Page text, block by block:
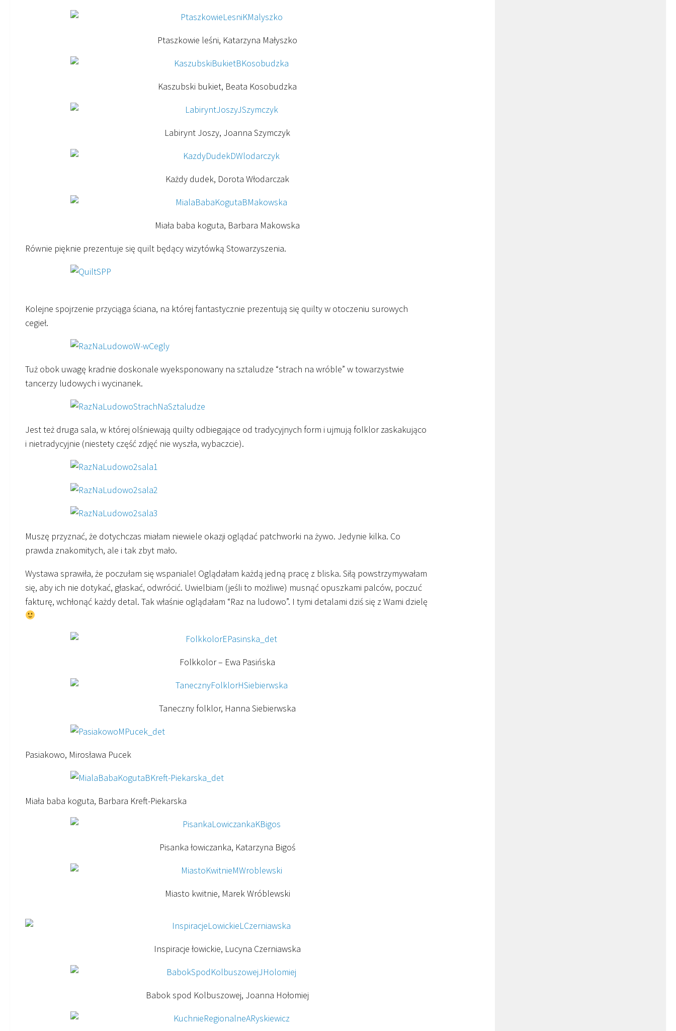
Ptaszkowie leśni, Katarzyna Małyszko
Kaszubski bukiet, Beata Kosobudzka
Labirynt Joszy, Joanna Szymczyk
Każdy dudek, Dorota Włodarczak
Miała baba koguta, Barbara Makowska
Równie pięknie prezentuje się quilt będący wizytówką Stowarzyszenia.
Kolejne spojrzenie przyciąga ściana, na której fantastycznie prezentują się quilty w otoczeniu surowych
cegieł.
Tuż obok uwagę kradnie doskonale wyeksponowany na sztaludze “strach na wróble” w towarzystwie
tancerzy ludowych i wycinanek.
Jest też druga sala, w której olśniewają quilty odbiegające od tradycyjnych form i ujmują folklor zaskakująco
i nietradycyjnie (niestety część zdjęć nie wyszła, wybaczcie).
Muszę przyznać, że dotychczas miałam niewiele okazji oglądać patchworki na żywo. Jedynie kilka. Co
prawda znakomitych, ale i tak zbyt mało.
Wystawa sprawiła, że poczułam się wspaniale! Oglądałam każdą jedną pracę z bliska. Siłą powstrzymywałam
się, aby ich nie dotykać, głaskać, odwrócić. Uwielbiam (jeśli to możliwe) musnąć opuszkami palców, poczuć
fakturę, wchłonąć każdy detal. Tak właśnie oglądałam “Raz na ludowo”. I tymi detalami dziś się z Wami dzielę
Folkkolor – Ewa Pasińska
Taneczny folklor, Hanna Siebierwska
Pasiakowo, Mirosława Pucek
Miała baba koguta, Barbara Kreft-Piekarska
Pisanka łowiczanka, Katarzyna Bigoś
Miasto kwitnie, Marek Wróblewski
Inspiracje łowickie, Lucyna Czerniawska
Babok spod Kolbuszowej, Joanna Hołomiej